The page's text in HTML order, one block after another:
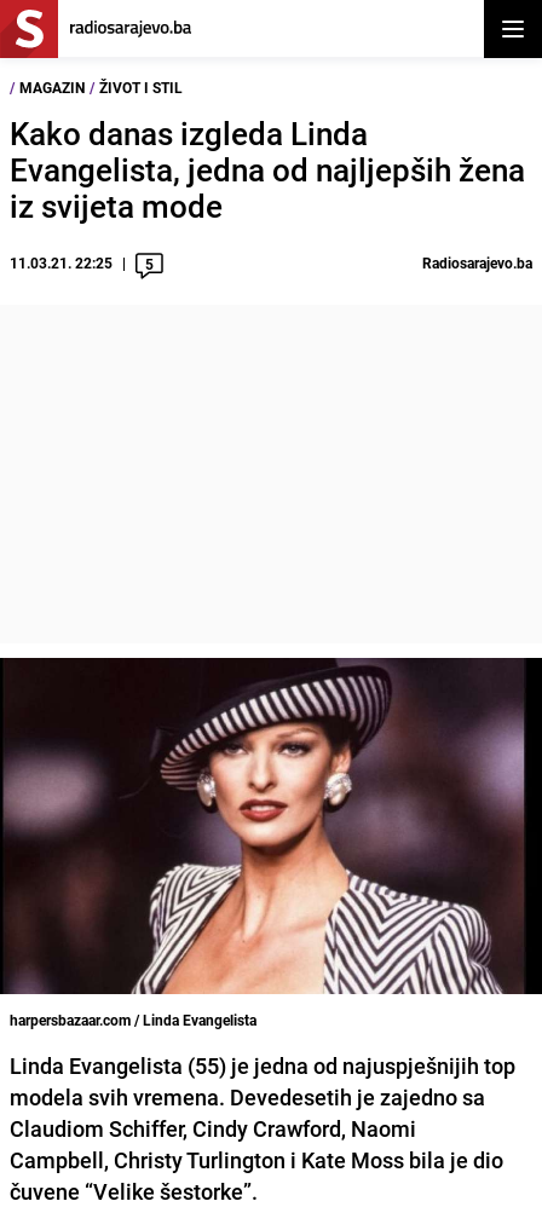
/ MAGAZIN / ŽIVOT I STIL
Kako danas izgleda Linda
Evangelista, jedna od najljepših žena
iz svijeta mode
11.03.21. 22:25 5 Radiosarajevo.ba
harpersbazaar.com / Linda Evangelista
Linda Evangelista (55) je jedna od najuspješnijih top
modela svih vremena. Devedesetih je zajedno sa
Claudiom Schiffer, Cindy Crawford, Naomi
Campbell, Christy Turlington i Kate Moss bila je dio
čuvene “Velike šestorke”.